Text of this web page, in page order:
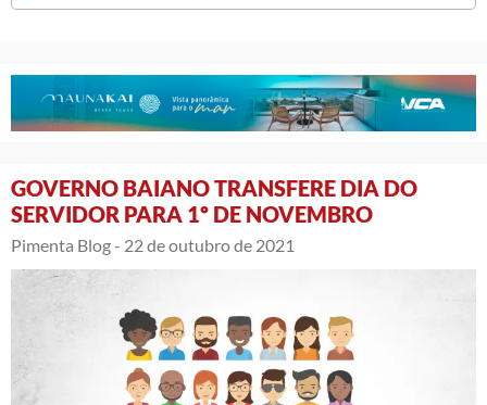
GOVERNO BAIANO TRANSFERE DIA DO
SERVIDOR PARA 1º DE NOVEMBRO
Pimenta Blog - 22 de outubro de 2021